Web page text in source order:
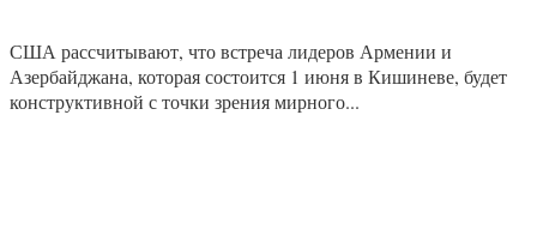
США рассчитывают, что встреча лидеров Армении и
Азербайджана, которая состоится 1 июня в Кишиневе, будет
конструктивной с точки зрения мирного...